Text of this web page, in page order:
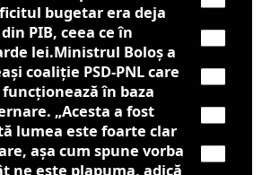
bugetar era deja
PIB, ceea ce în
lei.Ministrul Boloș a
coaliție PSD-PNL care
în baza
„Acesta a fost
lumea este foarte clar
aşa cum spune vorba
ne este plapuma, adică